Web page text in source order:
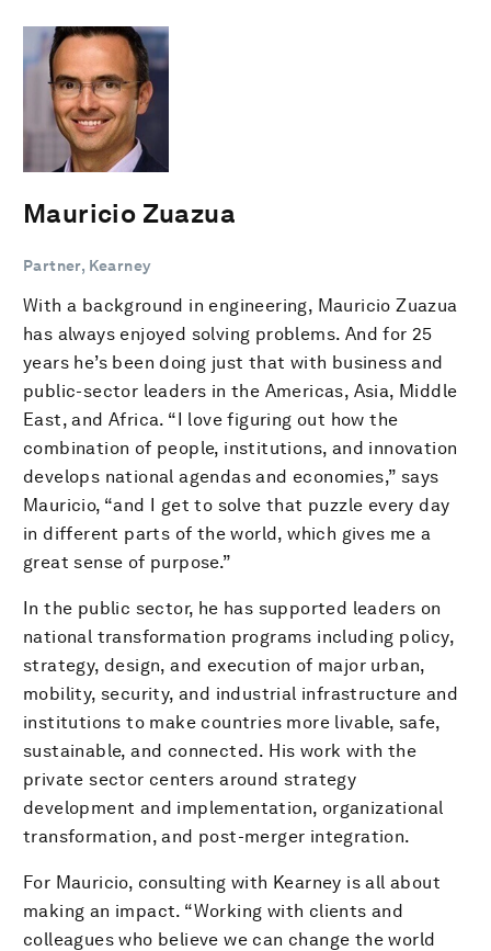
Mauricio Zuazua
Partner, Kearney
With a background in engineering, Mauricio Zuazua
has always enjoyed solving problems. And for 25
years he’s been doing just that with business and
public-sector leaders in the Americas, Asia, Middle
East, and Africa. “I love figuring out how the
combination of people, institutions, and innovation
develops national agendas and economies,” says
Mauricio, “and I get to solve that puzzle every day
in different parts of the world, which gives me a
great sense of purpose.”
In the public sector, he has supported leaders on
national transformation programs including policy,
strategy, design, and execution of major urban,
mobility, security, and industrial infrastructure and
institutions to make countries more livable, safe,
sustainable, and connected. His work with the
private sector centers around strategy
development and implementation, organizational
transformation, and post-merger integration.
For Mauricio, consulting with Kearney is all about
making an impact. “Working with clients and
colleagues who believe we can change the world